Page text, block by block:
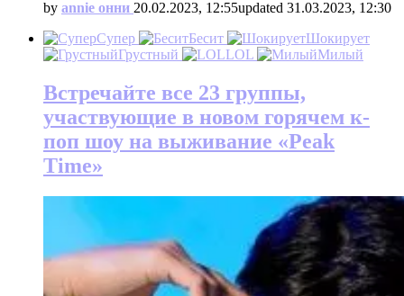
by annie онни 20.02.2023, 12:55updated 31.03.2023, 12:30
Супер
Бесит
Шокирует
Грустный
LOL Милый
Встречайте все 23 группы,
участвующие в новом горячем к-
поп шоу на выживание «Peak
Time»